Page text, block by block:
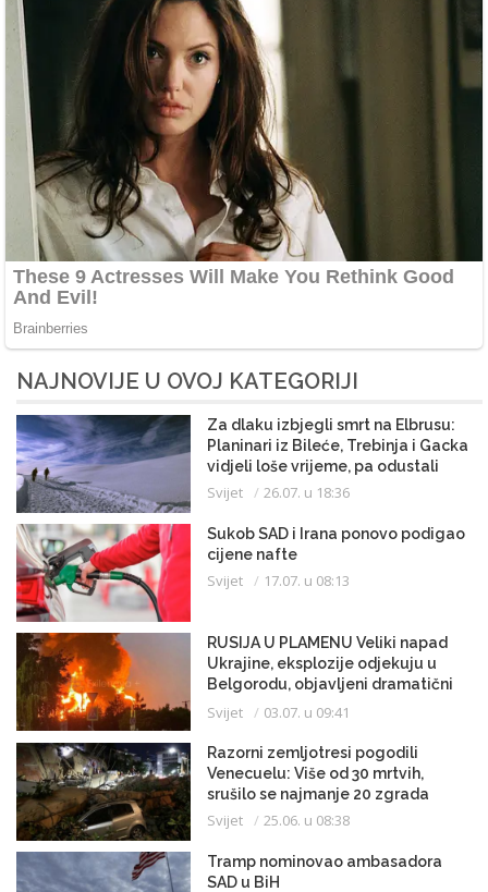
NAJNOVIJE U OVOJ KATEGORIJI
Za dlaku izbjegli smrt na Elbrusu:
Planinari iz Bileće, Trebinja i Gacka
vidjeli loše vrijeme, pa odustali
Svijet 26.07. u 18:36
Sukob SAD i Irana ponovo podigao
cijene nafte
Svijet 17.07. u 08:13
RUSIJA U PLAMENU Veliki napad
Ukrajine, eksplozije odjekuju u
Belgorodu, objavljeni dramatični
snimci
Svijet 03.07. u 09:41
Razorni zemljotresi pogodili
Venecuelu: Više od 30 mrtvih,
srušilo se najmanje 20 zgrada
Svijet 25.06. u 08:38
Tramp nominovao ambasadora
SAD u BiH